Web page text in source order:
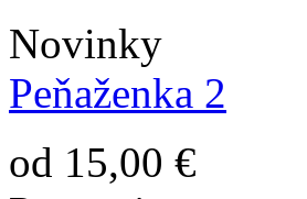
Novinky
Peňaženka 2
od 15,00 €